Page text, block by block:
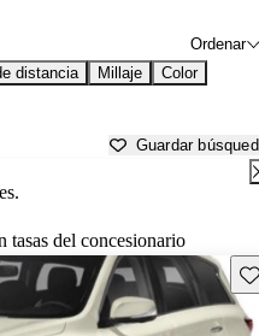
Ordenar
distancia Millaje Color
Guardar
tasas del concesionario